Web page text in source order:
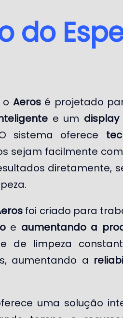
do
o Aerosé projetado
e um
sistema oferece
sejam facilmente
diretamente,
foi criado para
e aumentando a
de limpeza
aumentando a
uma solução